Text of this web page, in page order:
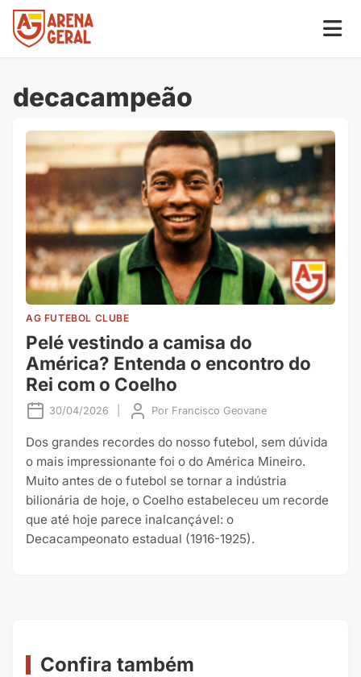
decacampeão
AG FUTEBOL CLUBE
Pelé vestindo a camisa do
América? Entenda o encontro do
Rei com o Coelho
30/04/2026 Por Francisco Geovane
Dos grandes recordes do nosso futebol, sem dúvida
o mais impressionante foi o do América Mineiro.
Muito antes de o futebol se tornar a indústria
bilionária de hoje, o Coelho estabeleceu um recorde
que até hoje parece inalcançável: o
Decacampeonato estadual (1916-1925).
Confira também